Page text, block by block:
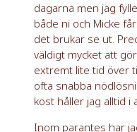
dagarna men jag
både ni och Micke
det brukar se ut.
väldigt mycket att
extremt lite tid över
ofta snabba
kost håller jag alltid i
Inom parantes har